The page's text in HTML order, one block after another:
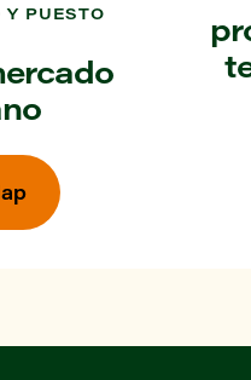
Y PUESTO